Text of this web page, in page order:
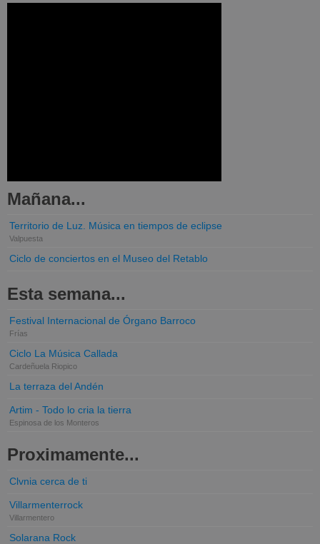
Mañana...
Territorio de Luz. Música en tiempos de eclipse
Valpuesta
Ciclo de conciertos en el Museo del Retablo
Esta semana...
Festival Internacional de Órgano Barroco
Frías
Ciclo La Música Callada
Cardeñuela Riopico
La terraza del Andén
Artim - Todo lo cria la tierra
Espinosa de los Monteros
Proximamente...
Clvnia cerca de ti
Villarmenterrock
Villarmentero
Solarana Rock